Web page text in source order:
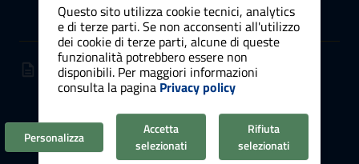
Comunicati stampa
DOCUMENTI E DATI
Documenti albo pretorio
Atti normativi
Bandi e avvisi
Modulistica
Questo sito utilizza cookie tecnici, analytics
e di terze parti. Se non acconsenti all'utilizzo
dei cookie di terze parti, alcune di queste
funzionalità potrebbero essere non
disponibili. Per maggiori informazioni
consulta la pagina Privacy policy
Personalizza
Accetta
selezionati
Rifiuta
selezionati